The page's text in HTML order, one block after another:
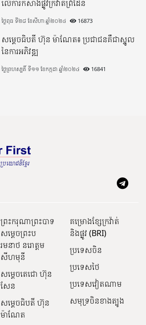
លើការកសាងផ្លូវក្រវាត់ព្រំដែន
ថ្ងៃពុធ ទី២៨ ខែសីហា ឆ្នាំ២០២៤ 16873
សម្តេចធិបតី ហ៊ុន ម៉ាណែត៖ ប្រជាជនគឺជាស្នូល
នៃការអភិវឌ្ឍ
ថ្ងៃព្រហស្បតិ៍ ទី១១ ខែកក្កដា ឆ្នាំ២០២៤ 16841
ព្រះករុណាព្រះបាទ
សម្តេចព្រះប
រមនាថ នរោត្តម
សីហមុនី
សម្តេចតេជោ ហ៊ុន
សែន
សម្ដេចធិបតី ហ៊ុន
ម៉ាណែត
គម្រោងខ្សែក្រវ៉ាត់
និងផ្លូវ (BRI)
ប្រទេសចិន
ប្រទេសថៃ
ប្រទេសវៀតណាម
សមុទ្រចិនខាងត្បូង